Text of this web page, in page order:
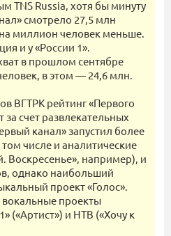
TNS Russia, хотя бы минуту
смотрело 27,5 млн
миллион человек меньше.
и у «России 1».
в прошлом сентябре
в этом — 24,6 млн.
ВГТРК рейтинг «Первого
за счет развлекательных
канал» запустил более
числе и аналитические
Воскресенье», например), и
однако наибольший
проект «Голос».
проекты
(«Артист») и НТВ («Хочу к